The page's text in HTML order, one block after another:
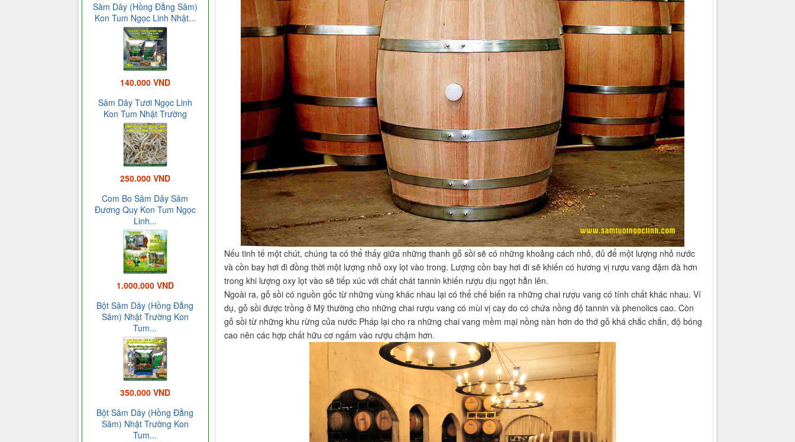
Nếu tinh tế một chút, chúng ta có thể thấy giữa những thanh gỗ sồi sẽ có những khoảng cách nhỏ, đủ để một lượng nhỏ nước
và cồn bay hơi đi đồng thời một lượng nhỏ oxy lọt vào trong. Lượng cồn bay hơi đi sẽ khiến có hương vị rượu vang đậm đà hơn
trong khi lượng oxy lọt vào sẽ tiếp xúc với chất chát tannin khiến rượu dịu ngọt hẳn lên.
Ngoài ra, gỗ sồi có nguồn gốc từ những vùng khác nhau lại có thể chế biến ra những chai rượu vang có tính chất khác nhau. Ví
dụ, gỗ sồi được trồng ở Mỹ thường cho những chai rượu vang có mùi vị cay do có chứa nồng độ tannin và phenolics cao. Còn
gỗ sồi từ những khu rừng của nước Pháp lại cho ra những chai vang mềm mại nồng nàn hơn do thớ gỗ khá chắc chắn, độ bóng
cao nên các hợp chất hữu cơ ngấm vào rượu chậm hơn.
Sâm Dây (Hồng Đẳng Sâm)
Kon Tum Ngọc Linh Nhật...
140.000 VND
Sâm Dây Tươi Ngọc Linh
Kon Tum Nhật Trường
250.000 VND
Com Bo Sâm Dây Sâm
Đương Quy Kon Tum Ngọc
Linh...
1.000.000 VND
Bột Sâm Dây (Hồng Đẳng
Sâm) Nhật Trường Kon
Tum...
350.000 VND
Bột Sâm Dây (Hồng Đẳng
Sâm) Nhật Trường Kon
Tum...